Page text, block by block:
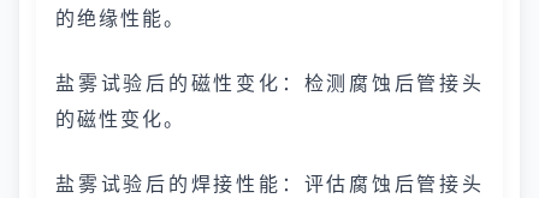
的绝缘性能。
盐雾试验后的磁性变化：检测腐蚀后管接头
的磁性变化。
盐雾试验后的焊接性能：评估腐蚀后管接头